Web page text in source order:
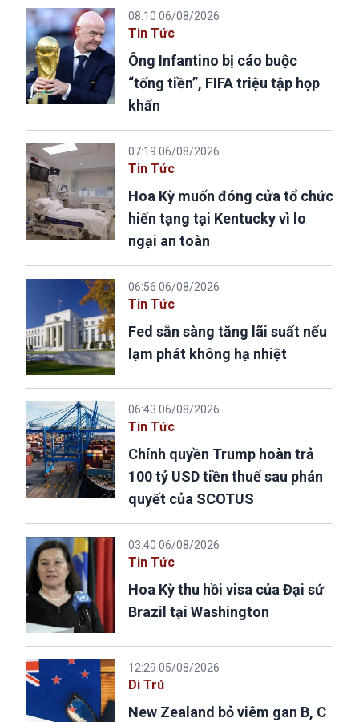
08:10 06/08/2026
Tin Tức
Ông Infantino bị cáo buộc
“tống tiền”, FIFA triệu tập họp
khẩn
07:19 06/08/2026
Tin Tức
Hoa Kỳ muốn đóng cửa tổ chức
hiến tạng tại Kentucky vì lo
ngại an toàn
06:56 06/08/2026
Tin Tức
Fed sẵn sàng tăng lãi suất nếu
lạm phát không hạ nhiệt
06:43 06/08/2026
Tin Tức
Chính quyền Trump hoàn trả
100 tỷ USD tiền thuế sau phán
quyết của SCOTUS
03:40 06/08/2026
Tin Tức
Hoa Kỳ thu hồi visa của Đại sứ
Brazil tại Washington
12:29 05/08/2026
Di Trú
New Zealand bỏ viêm gan B, C